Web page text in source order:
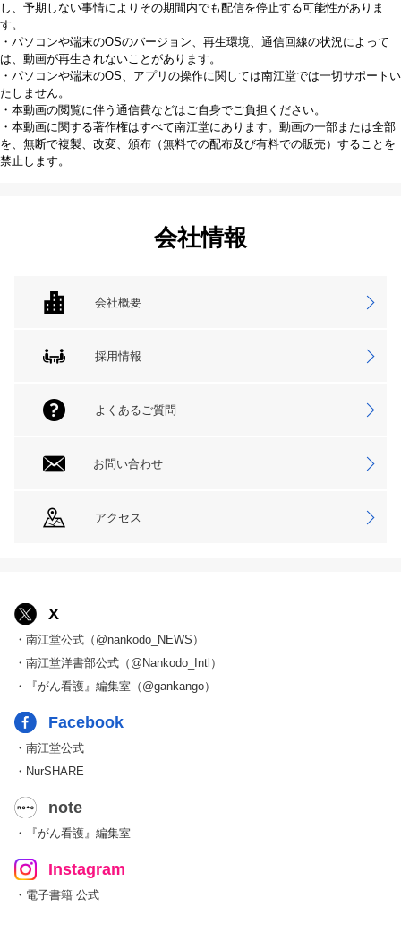
し、予期しない事情によりその期間内でも配信を停止する可能性がありま
す。
・パソコンや端末のOSのバージョン、再生環境、通信回線の状況によって
は、動画が再生されないことがあります。
・パソコンや端末のOS、アプリの操作に関しては南江堂では一切サポートい
たしません。
・本動画の閲覧に伴う通信費などはご自身でご負担ください。
・本動画に関する著作権はすべて南江堂にあります。動画の一部または全部
を、無断で複製、改変、頒布（無料での配布及び有料での販売）することを
禁止します。
会社情報
会社概要
採用情報
よくあるご質問
お問い合わせ
アクセス
X
・南江堂公式（@nankodo_NEWS）
・南江堂洋書部公式（@Nankodo_Intl）
・『がん看護』編集室（@gankango）
Facebook
・南江堂公式
・NurSHARE
note
・『がん看護』編集室
Instagram
・電子書籍 公式